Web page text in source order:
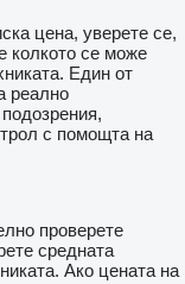
цена, уверете се,
колкото се може
Един от
реално
с помощта на
проверете
средната
Ако цената на